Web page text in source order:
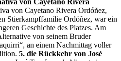
von Cayetano Rivera Ordóñez,
Stierkampffamilie Ordóñez, war ein
Geschichte des Platzes. Am
von seinem Bruder
an einem Nachmittag voller
5. die Rückkehr von José